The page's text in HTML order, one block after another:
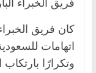
فريق الخبراء
كان فريق
اتهامات
وتكرارًا